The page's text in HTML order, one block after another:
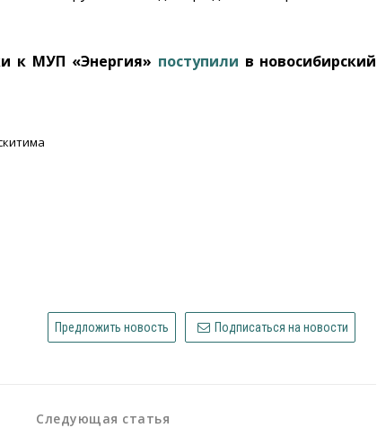
к МУП «Энергия» поступили в новосибирский
Предложить новость Подписаться на новости
Следующая статья